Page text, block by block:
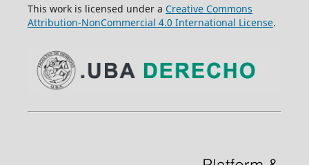
This work is licensed under a Creative Commons
Attribution-NonCommercial 4.0 International License.